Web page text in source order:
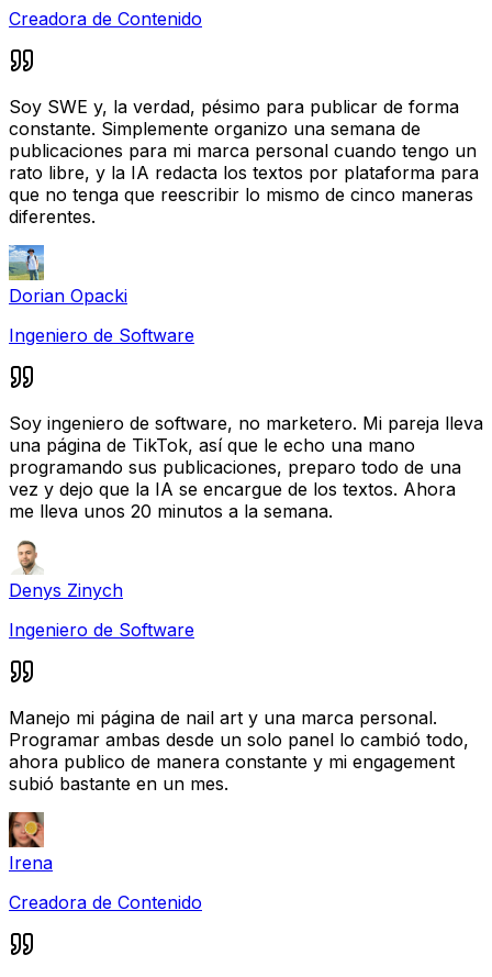
Creadora de Contenido
Soy SWE y, la verdad, pésimo para publicar de forma
constante. Simplemente organizo una semana de
publicaciones para mi marca personal cuando tengo un
rato libre, y la IA redacta los textos por plataforma para
que no tenga que reescribir lo mismo de cinco maneras
diferentes.
Dorian Opacki
Ingeniero de Software
Soy ingeniero de software, no marketero. Mi pareja lleva
una página de TikTok, así que le echo una mano
programando sus publicaciones, preparo todo de una
vez y dejo que la IA se encargue de los textos. Ahora
me lleva unos 20 minutos a la semana.
Denys Zinych
Ingeniero de Software
Manejo mi página de nail art y una marca personal.
Programar ambas desde un solo panel lo cambió todo,
ahora publico de manera constante y mi engagement
subió bastante en un mes.
Irena
Creadora de Contenido